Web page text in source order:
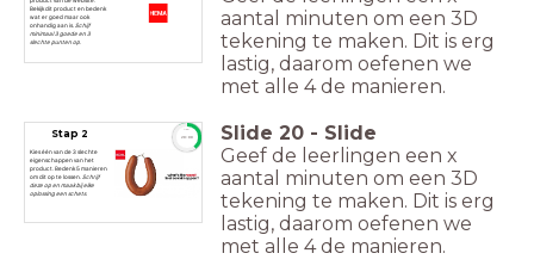
Bekijk dit product en bedenk
wat er goed maar ook
onhandig aan is.Schijf
minimaal 3 goede en 3
slechte punten op.
aantal minuten om een 3D
tekening te maken. Dit is erg
lastig, daarom oefenen we
met alle 4 de manieren.
Stap 2
Kies één van de 3 slechte
eigenschappen van het
product. Bedenk 5 manieren
om dit op te lossen.Schrijf
deze op en maak bij elke
oplossing een schets.
20:00 Slide 20 - Slide
Geef de leerlingen een x
aantal minuten om een 3D
tekening te maken. Dit is erg
lastig, daarom oefenen we
met alle 4 de manieren.